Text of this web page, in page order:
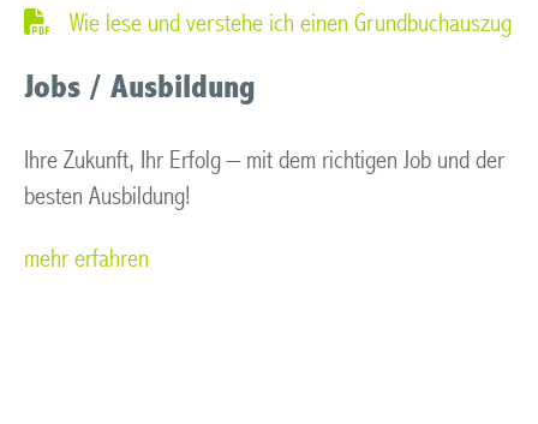
Wie lese und verstehe ich einen Grundbuchauszug
Jobs / Ausbildung
Ihre Zukunft, Ihr Erfolg – mit dem richtigen Job und der
besten Ausbildung!
mehr erfahren